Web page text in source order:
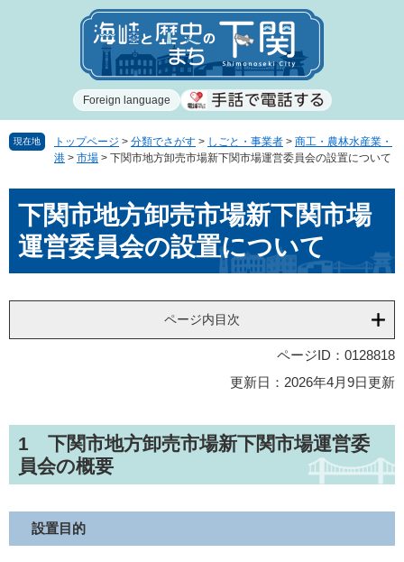
で
ば
Foreign language
現在地 トップページ > 分類でさがす > しごと・事業者 > 商工・農林水産業・
港 > 市場 > 下関市地方卸売市場新下関市場運営委員会の設置について
下関市地方卸売市場新下関市場
運営委員会の設置について
ページ内目次
ページID：0128818
更新日：2026年4月9日更新
1 下関市地方卸売市場新下関市場運営委
員会の概要
設置目的